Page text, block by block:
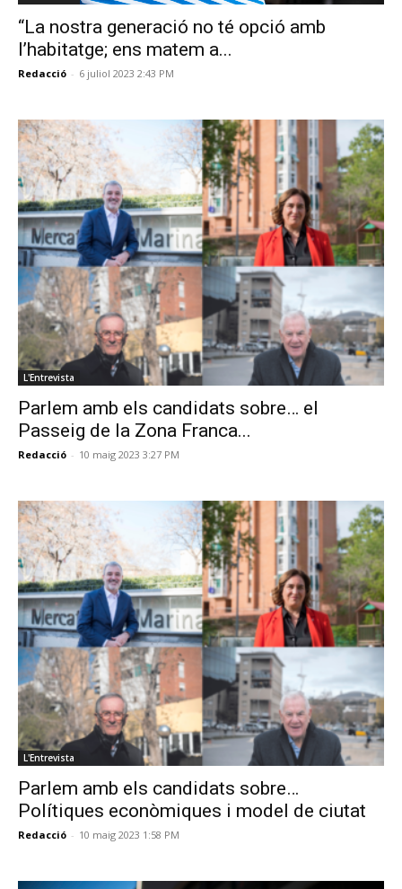
“La nostra generació no té opció amb
l’habitatge; ens matem a...
Redacció - 6 juliol 2023 2:43 PM
L'Entrevista
Parlem amb els candidats sobre… el
Passeig de la Zona Franca...
Redacció - 10 maig 2023 3:27 PM
L'Entrevista
Parlem amb els candidats sobre…
Polítiques econòmiques i model de ciutat
Redacció - 10 maig 2023 1:58 PM